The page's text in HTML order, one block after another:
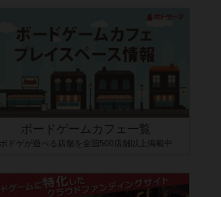
ボードゲームカフェ一覧
ボドゲが遊べる店舗を全国500店舗以上掲載中